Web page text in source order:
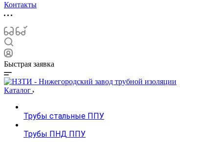
Контакты
Быстрая заявка
Каталог
Трубы стальные ППУ
Трубы ПНД ППУ